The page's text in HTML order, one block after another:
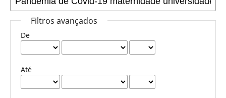
Filtros avançados
De
Até